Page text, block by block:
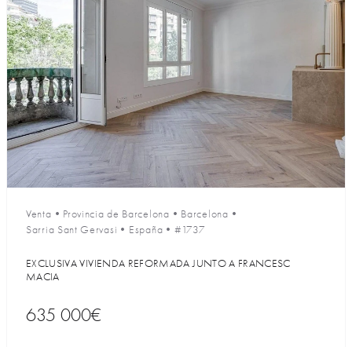
Venta • Provincia de Barcelona • Barcelona •
Sarria Sant Gervasi • España • #1737
EXCLUSIVA VIVIENDA REFORMADA JUNTO A FRANCESC
MACIA
635 000€